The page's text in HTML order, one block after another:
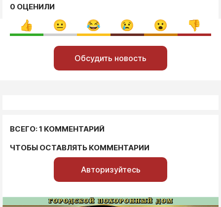
0 ОЦЕНИЛИ
Обсудить новость
ВСЕГО: 1 КОММЕНТАРИЙ
ЧТОБЫ ОСТАВЛЯТЬ КОММЕНТАРИИ
Авторизуйтесь